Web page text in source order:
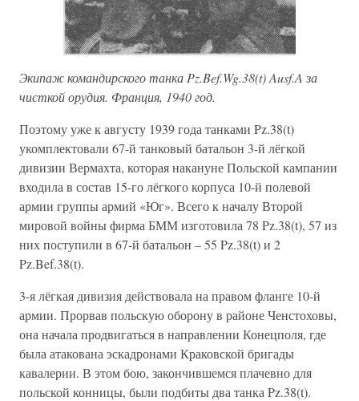
Экипаж командирского танка Pz.Bef.Wg.38(t) Ausf.A за
чисткой орудия. Франция, 1940 год.
Поэтому уже к августу 1939 года танками Pz.38(t)
укомплектовали 67-й танковый батальон 3-й лёгкой
дивизии Вермахта, которая накануне Польской кампании
входила в состав 15-го лёгкого корпуса 10-й полевой
армии группы армий «Юг». Всего к началу Второй
мировой войны фирма БММ изготовила 78 Pz.38(t), 57 из
них поступили в 67-й батальон – 55 Pz.38(t) и 2
Pz.Bef.38(t).
3-я лёгкая дивизия действовала на правом фланге 10-й
армии. Прорвав польскую оборону в районе Ченстоховы,
она начала продвигаться в направлении Конецполя, где
была атакована эскадронами Краковской бригады
кавалерии. В этом бою, закончившемся плачевно для
польской конницы, были подбиты два танка Pz.38(t).